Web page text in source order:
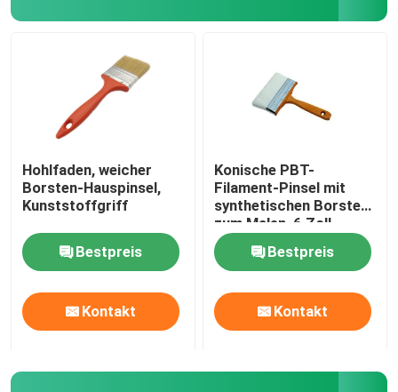
Hohlfaden, weicher
Borsten-Hauspinsel,
Kunststoffgriff
Bestpreis
Kontakt
Konische PBT-
Filament-Pinsel mit
synthetischen Borsten
zum Malen, 6 Zoll
Bestpreis
Kontakt